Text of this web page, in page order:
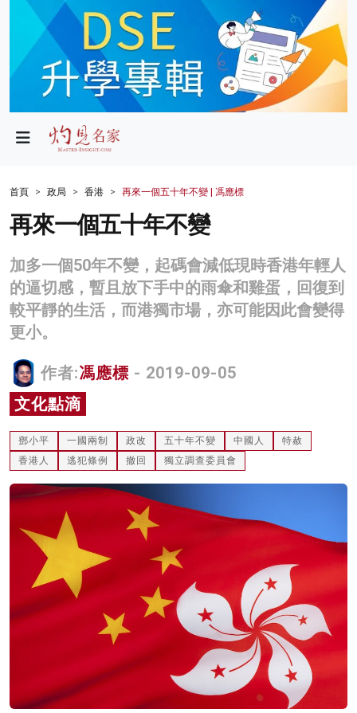
政局
財經
生活
商業
科技
名家榜
灼見活動
關於我們
首頁 政局 香港 再來一個五十年不變 | 馮應標
再來一個五十年不變
加多一個50年不變，起碼會減低現時香港年輕人
的逼切感，暫且放下手中的雨傘和雞蛋，回復到
較平靜的生活，而港獨市場，亦可能因此會變得
更小。
作者:馮應標 - 2019-09-05
文化點滴
鄧小平 一國兩制 政改 五十年不變 中國人
特赦
香港人
逃犯條例 撤回 獨立調查委員會